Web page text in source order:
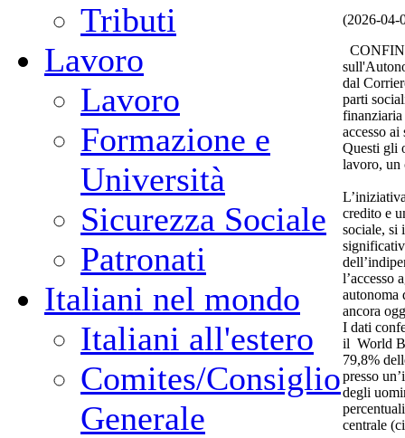
Tributi
Lavoro
Lavoro
Formazione e
Università
Sicurezza Sociale
Patronati
Italiani nel mondo
Italiani all'estero
Comites/Consiglio
Generale
(2026-04-
dal
parti
finanziaria
accesso
Questi gli
lavoro, un
credito e
sociale, si
l’accesso
autonoma
ancora
I dati
il World
79,8%
presso
degli
centrale